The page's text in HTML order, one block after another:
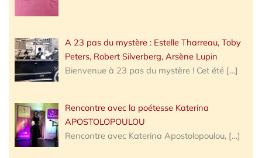
A 23 pas du mystère : Estelle Tharreau, Toby
Peters, Robert Silverberg, Arsène Lupin
Bienvenue à 23 pas du mystère ! Cet été […]
Rencontre avec la poétesse Katerina
APOSTOLOPOULOU
Rencontre avec Katerina Apostolopoulou, […]